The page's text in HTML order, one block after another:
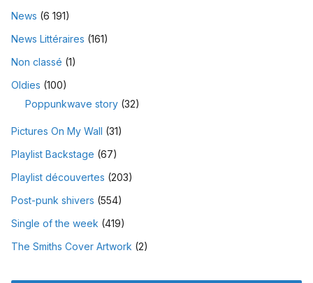
News (6 191)
News Littéraires (161)
Non classé (1)
Oldies (100)
Poppunkwave story (32)
Pictures On My Wall (31)
Playlist Backstage (67)
Playlist découvertes (203)
Post-punk shivers (554)
Single of the week (419)
The Smiths Cover Artwork (2)